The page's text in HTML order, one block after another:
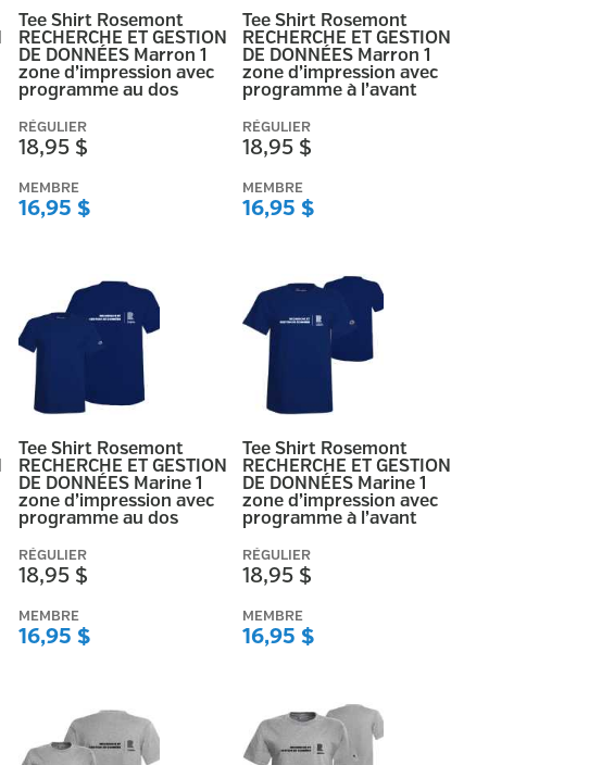
Tee Shirt Rosemont
RECHERCHE ET GESTION
DE DONNÉES Marron 1
zone d’impression avec
programme au dos
RÉGULIER
18,95 $
MEMBRE
16,95 $
Tee Shirt Rosemont
RECHERCHE ET GESTION
DE DONNÉES Marron 1
zone d’impression avec
programme à l’avant
RÉGULIER
18,95 $
MEMBRE
16,95 $
Tee Shirt Rosemont
RECHERCHE ET GESTION
DE DONNÉES Marine 1
zone d’impression avec
programme au dos
RÉGULIER
18,95 $
MEMBRE
16,95 $
Tee Shirt Rosemont
RECHERCHE ET GESTION
DE DONNÉES Marine 1
zone d’impression avec
programme à l’avant
RÉGULIER
18,95 $
MEMBRE
16,95 $